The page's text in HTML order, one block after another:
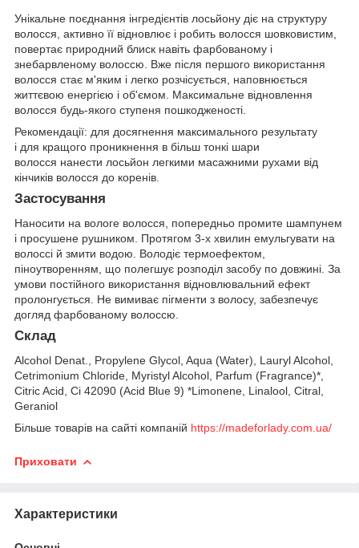
Унікальне поєднання інгредієнтів лосьйону діє на структуру
волосся, активно її відновлює і робить волосся шовковистим,
повертає природний блиск навіть фарбованому і
знебарвленому волоссю. Вже після першого використання
волосся стає м'яким і легко розчісується, наповнюється
життєвою енергією і об'ємом. Максимальне відновлення
волосся будь-якого ступеня пошкодженості.
Рекомендації: для досягнення максимального результату
і для кращого проникнення в більш тонкі шари
волосся нанести лосьйон легкими масажними рухами від
кінчиків волосся до коренів.
Застосування
Наносити на вологе волосся, попередньо промите шампунем
і просушене рушником. Протягом 3-х хвилин емульгувати на
волоссі й змити водою. Володіє термоефектом,
піноутворенням, що полегшує розподіл засобу по довжині. За
умови постійного використання відновлювальний ефект
пролонгується. Не вимиває пігменти з волосу, забезпечує
догляд фарбованому волоссю.
Склад
Alcohol Denat., Propylene Glycol, Aqua (Water), Lauryl Alcohol,
Cetrimonium Chloride, Myristyl Alcohol, Parfum (Fragrance)*,
Citric Acid, Ci 42090 (Acid Blue 9) *Limonene, Linalool, Citral,
Geraniol
Більше товарів на сайті компаній https://madeforlady.com.ua/
Приховати
Характеристики